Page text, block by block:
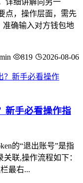
详细讲解向另一
点，操作层面，需先
准确输入对方钱包地
819 2026-08-06
新手必看操作指
的“退出账号”是指
联,操作流程如下：
最右...